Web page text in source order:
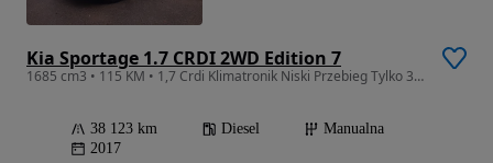
Kia Sportage 1.7 CRDI 2WD Edition 7
1685 cm3 • 115 KM • 1,7 Crdi Klimatronik Niski Przebieg Tylko 38 tys.km
38 123 km Diesel
Manualna
2017